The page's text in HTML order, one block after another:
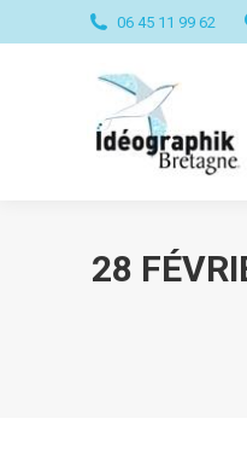
06 45 11 99 62
28